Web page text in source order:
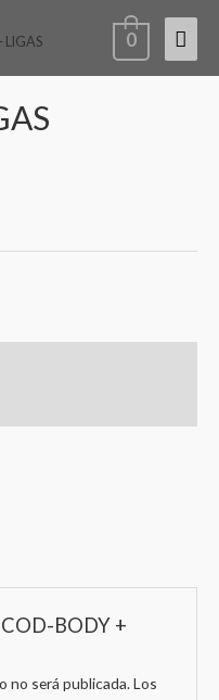
0
BODY +
no será publicada. Los